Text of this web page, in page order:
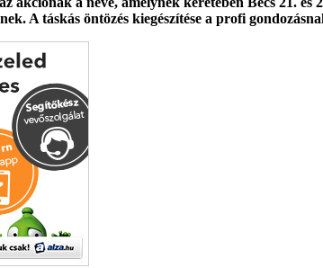
A táskás öntözés kiegészítése a profi